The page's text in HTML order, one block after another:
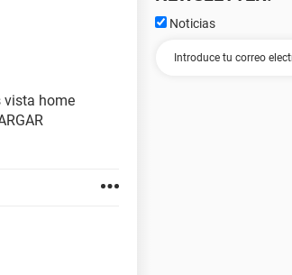
vista home
Noticias